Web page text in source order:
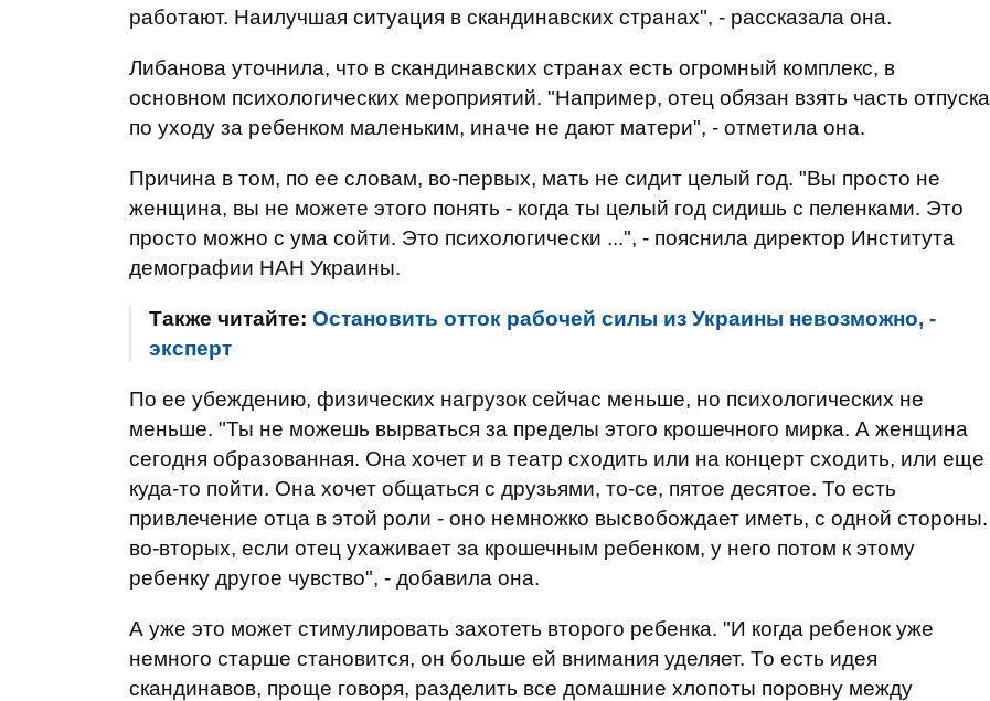
работают. Наилучшая ситуация в скандинавских странах", - рассказала она.
Либанова уточнила, что в скандинавских странах есть огромный комплекс, в
основном психологических мероприятий. "Например, отец обязан взять часть отпуска
по уходу за ребенком маленьким, иначе не дают матери", - отметила она.
Причина в том, по ее словам, во-первых, мать не сидит целый год. "Вы просто не
женщина, вы не можете этого понять - когда ты целый год сидишь с пеленками. Это
просто можно с ума сойти. Это психологически ...", - пояснила директор Института
демографии НАН Украины.
Также читайте: Остановить отток рабочей силы из Украины невозможно, -
эксперт
По ее убеждению, физических нагрузок сейчас меньше, но психологических не
меньше. "Ты не можешь вырваться за пределы этого крошечного мирка. А женщина
сегодня образованная. Она хочет и в театр сходить или на концерт сходить, или еще
куда-то пойти. Она хочет общаться с друзьями, то-се, пятое десятое. То есть
привлечение отца в этой роли - оно немножко высвобождает иметь, с одной стороны.
во-вторых, если отец ухаживает за крошечным ребенком, у него потом к этому
ребенку другое чувство", - добавила она.
А уже это может стимулировать захотеть второго ребенка. "И когда ребенок уже
немного старше становится, он больше ей внимания уделяет. То есть идея
скандинавов, проще говоря, разделить все домашние хлопоты поровну между